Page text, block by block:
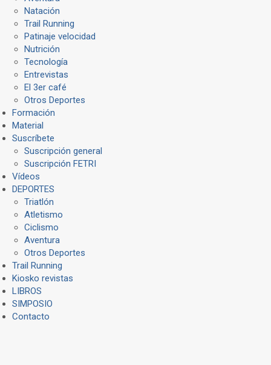
Natación
Trail Running
Patinaje velocidad
Nutrición
Tecnología
Entrevistas
El 3er café
Otros Deportes
Formación
Material
Suscríbete
Suscripción general
Suscripción FETRI
Vídeos
DEPORTES
Triatlón
Atletismo
Ciclismo
Aventura
Otros Deportes
Trail Running
Kiosko revistas
LIBROS
SIMPOSIO
Contacto